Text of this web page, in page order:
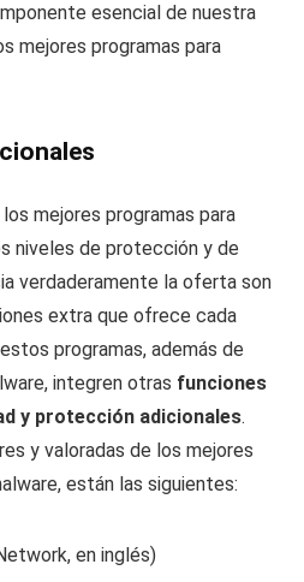
esencial de nuestra
mejores programas para
los mejores programas para
niveles de protección y de
verdaderamente la oferta son
extra que ofrece cada
programas, además de
integren otras funciones
y protección adicionales.
y valoradas de los mejores
están las siguientes:
, en inglés)